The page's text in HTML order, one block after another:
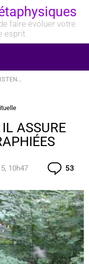
faire évoluer votre
esprit
ASSURE
10h47 53